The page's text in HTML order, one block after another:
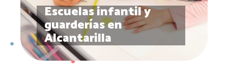
Escuelas infantil y
guarderías en
Alcantarilla